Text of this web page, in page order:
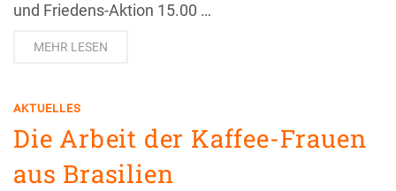
und Friedens-Aktion 15.00 …
MEHR LESEN
AKTUELLES
Die Arbeit der Kaffee-Frauen
aus Brasilien